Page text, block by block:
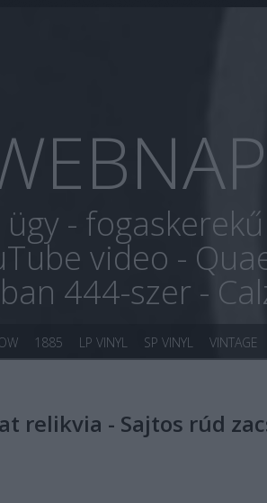
-
video -
444-szer -
1885 LP VINYL SP VINYL VINTAGE
relikvia - Sajtos rúd